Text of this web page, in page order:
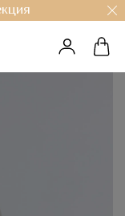
личный